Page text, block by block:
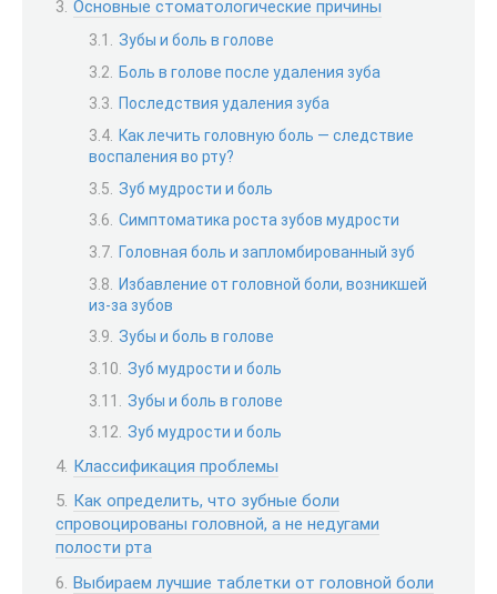
Основные стоматологические причины
Зубы и боль в голове
Боль в голове после удаления зуба
Последствия удаления зуба
Как лечить головную боль — следствие
воспаления во рту?
Зуб мудрости и боль
Симптоматика роста зубов мудрости
Головная боль и запломбированный зуб
Избавление от головной боли, возникшей
из-за зубов
Зубы и боль в голове
Зуб мудрости и боль
Зубы и боль в голове
Зуб мудрости и боль
Классификация проблемы
Как определить, что зубные боли
спровоцированы головной, а не недугами
полости рта
Выбираем лучшие таблетки от головной боли